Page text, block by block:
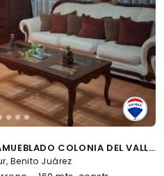
DEPARTAMENTO EN RENTA AMUEBLADO COLONIA DEL VALLE SUR - (34)
Benito Juárez